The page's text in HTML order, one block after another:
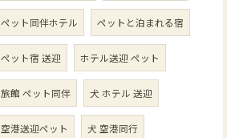
ペット同伴ホテル ペットと泊まれる宿
ペット宿 送迎 ホテル送迎 ペット
旅館 ペット同伴 犬 ホテル 送迎
空港送迎ペット 犬 空港同行